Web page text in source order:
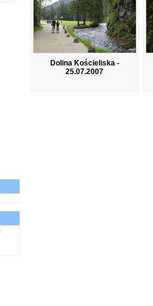
Dolina Kościeliska -
25.07.2007